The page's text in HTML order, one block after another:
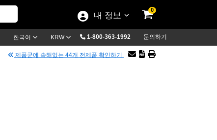
내 정보
0
한국어 KRW 1-800-363-1992 문의하기
제품군에 속해있는 44개 전제품 확인하기